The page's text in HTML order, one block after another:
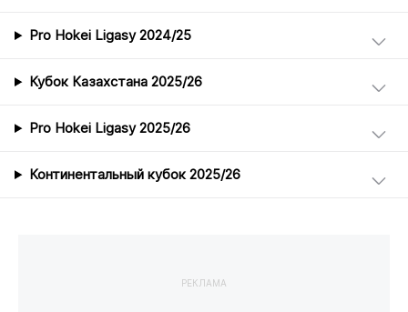
Pro Hokei Ligasy 2024/25
Кубок Казахстана 2025/26
Pro Hokei Ligasy 2025/26
Континентальный кубок 2025/26
РЕКЛАМА